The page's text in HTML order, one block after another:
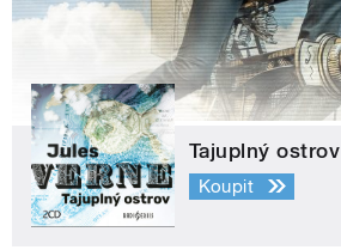
Tajuplný ostrov
Koupit